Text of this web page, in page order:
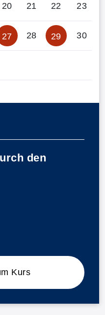
20 21 22 23
27 28 29 30
den
Kurs